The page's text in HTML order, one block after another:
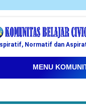
Normatif dan
MENU